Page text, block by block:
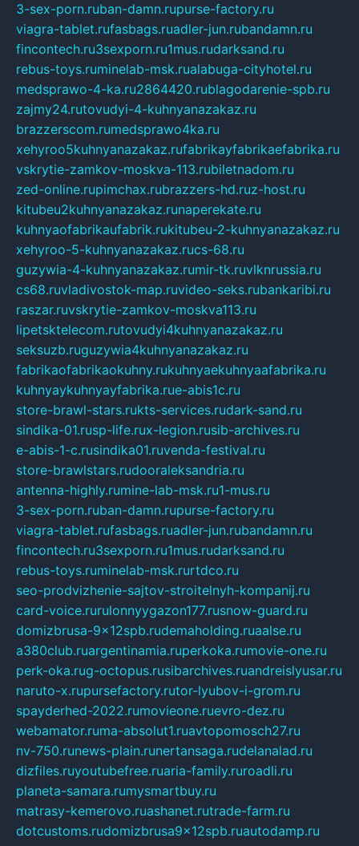
3-sex-porn.ruban-damn.rupurse-factory.ru
viagra-tablet.rufasbags.ruadler-jun.rubandamn.ru
fincontech.ru3sexporn.ru1mus.rudarksand.ru
rebus-toys.ruminelab-msk.rualabuga-cityhotel.ru
medsprawo-4-ka.ru2864420.rublagodarenie-spb.ru
zajmy24.rutovudyi-4-kuhnyanazakaz.ru
brazzerscom.rumedsprawo4ka.ru
xehyroo5kuhnyanazakaz.rufabrikayfabrikaefabrika.ru
vskrytie-zamkov-moskva-113.rubiletnadom.ru
zed-online.rupimchax.rubrazzers-hd.ruz-host.ru
kitubeu2kuhnyanazakaz.runaperekate.ru
kuhnyaofabrikaufabrik.rukitubeu-2-kuhnyanazakaz.ru
xehyroo-5-kuhnyanazakaz.rucs-68.ru
guzywia-4-kuhnyanazakaz.rumir-tk.ruvlknrussia.ru
cs68.ruvladivostok-map.ruvideo-seks.rubankaribi.ru
raszar.ruvskrytie-zamkov-moskva113.ru
lipetsktelecom.rutovudyi4kuhnyanazakaz.ru
seksuzb.ruguzywia4kuhnyanazakaz.ru
fabrikaofabrikaokuhny.rukuhnyaekuhnyaafabrika.ru
kuhnyaykuhnyayfabrika.rue-abis1c.ru
store-brawl-stars.rukts-services.rudark-sand.ru
sindika-01.rusp-life.rux-legion.rusib-archives.ru
e-abis-1-c.rusindika01.ruvenda-festival.ru
store-brawlstars.rudooraleksandria.ru
antenna-highly.rumine-lab-msk.ru1-mus.ru
3-sex-porn.ruban-damn.rupurse-factory.ru
viagra-tablet.rufasbags.ruadler-jun.rubandamn.ru
fincontech.ru3sexporn.ru1mus.rudarksand.ru
rebus-toys.ruminelab-msk.rurtdco.ru
seo-prodvizhenie-sajtov-stroitelnyh-kompanij.ru
card-voice.rurulonnyygazon177.rusnow-guard.ru
domizbrusa-9x12spb.rudemaholding.ruaalse.ru
a380club.ruargentinamia.ruperkoka.rumovie-one.ru
perk-oka.rug-octopus.rusibarchives.ruandreislyusar.ru
naruto-x.rupursefactory.rutor-lyubov-i-grom.ru
spayderhed-2022.rumovieone.ruevro-dez.ru
webamator.ruma-absolut1.ruavtopomosch27.ru
nv-750.runews-plain.runertansaga.rudelanalad.ru
dizfiles.ruyoutubefree.ruaria-family.ruroadli.ru
planeta-samara.rumysmartbuy.ru
matrasy-kemerovo.ruashanet.rutrade-farm.ru
dotcustoms.rudomizbrusa9x12spb.ruautodamp.ru